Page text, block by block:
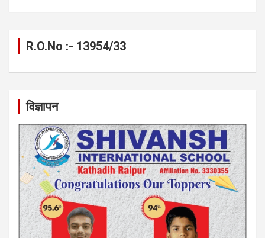
R.O.No :- 13954/33
विज्ञापन